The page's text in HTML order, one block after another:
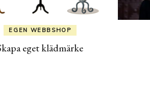
EGEN WEBBSHOP
eget klädmärke